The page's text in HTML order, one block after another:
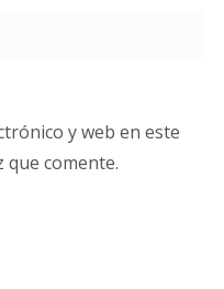
y web en este
que comente.